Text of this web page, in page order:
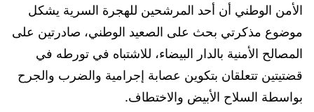
الأمن الوطني أن أحد المرشحين للهجرة السرية يشكل
موضوع مذكرتي بحث على الصعيد الوطني، صادرتين على
المصالح الأمنية بالدار البيضاء، للاشتباه في تورطه في
قضتيتين تتعلقان بتكوين عصابة إجرامية والضرب والجرح
بواسطة السلاح الأبيض والاختطاف.